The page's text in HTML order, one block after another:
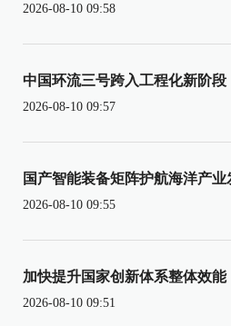
2026-08-10 09:58
中国环流三号跨入工程化新阶段
2026-08-10 09:57
国产智能装备矩阵护航海洋产业
2026-08-10 09:55
加快提升国家创新体系整体效能
2026-08-10 09:51